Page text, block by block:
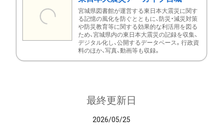
宮城県図書館が運営する東日本大震災に関す
る記憶の風化を防ぐとともに、防災・減災対策
や防災教育等に関する効果的な利活用を図る
ため、宮城県内の東日本大震災の記録を収集、
デジタル化し、公開するデータベース。行政資
料のほか、写真、動画等も収録。
最終更新日
2026/05/25